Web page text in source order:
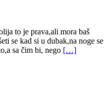
to je prava,ali mora baš
se kad si u dubak,na noge se
sa čim bi, nego […]